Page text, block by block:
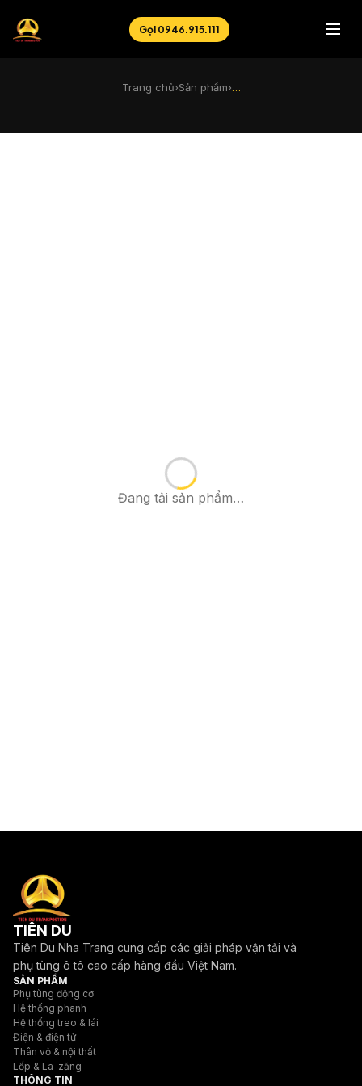
Gọi 0946.915.111
Trang chủ›Sản phẩm›…
Đang tải sản phẩm…
TIÊN DU
Tiên Du Nha Trang cung cấp các giải pháp vận tải và
phụ tùng ô tô cao cấp hàng đầu Việt Nam.
SẢN PHẨM
Phụ tùng động cơ
Hệ thống phanh
Hệ thống treo & lái
Điện & điện tử
Thân vỏ & nội thất
Lốp & La-zăng
THÔNG TIN